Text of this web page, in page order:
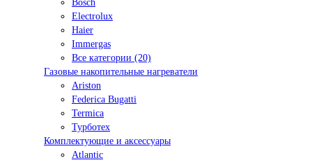
Bosсh
Electrolux
Haier
Immergas
Все категории (20)
Газовые накопительные нагреватели
Ariston
Federica Bugatti
Termica
Турботех
Комплектующие и аксессуары
Atlantic